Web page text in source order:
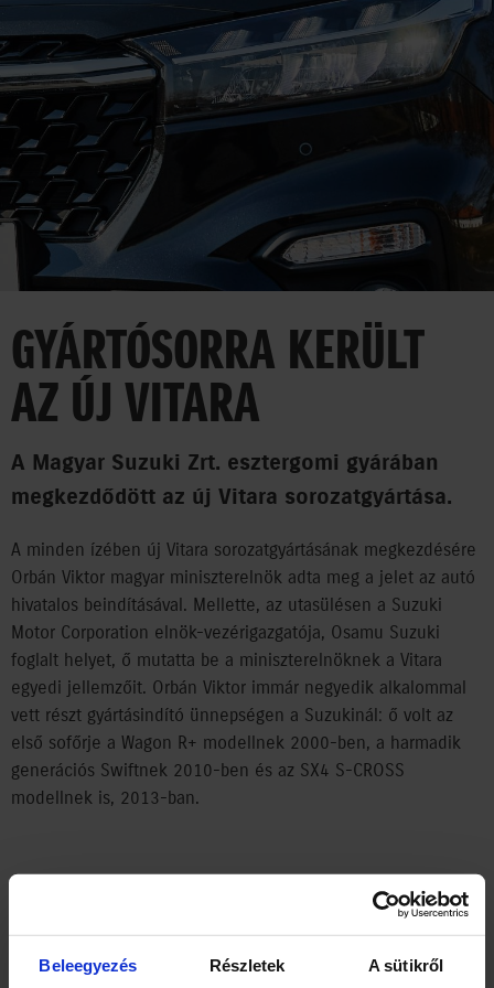
Beleegyezés Részletek A sütikről
HÍREK
VÁLLALAT
SAJTÓSZOBA
35 ÉV
EGYÜTT AZ UTAKON
CORPORATE
AUTO
MARINE
GYÁRTÓSORRA KERÜLT
AZ ÚJ VITARA
A Magyar Suzuki Zrt. esztergomi gyárában
megkezdődött az új Vitara sorozatgyártása.
A minden ízében új Vitara sorozatgyártásának megkezdésére
Orbán Viktor magyar miniszterelnök adta meg a jelet az autó
hivatalos beindításával. Mellette, az utasülésen a Suzuki
Motor Corporation elnök-vezérigazgatója, Osamu Suzuki
foglalt helyet, ő mutatta be a miniszterelnöknek a Vitara
egyedi jellemzőit. Orbán Viktor immár negyedik alkalommal
vett részt gyártásindító ünnepségen a Suzukinál: ő volt az
első sofőrje a Wagon R+ modellnek 2000-ben, a harmadik
generációs Swiftnek 2010-ben és az SX4 S-CROSS
modellnek is, 2013-ban.
A „Vitara” elnevezés az életet jelentő szóból származik, és a
tulajdonos tevékeny életstílusára utal. A modell fejlesztése a
vásárlónak lehetősége van autója személyre szabására, arra,